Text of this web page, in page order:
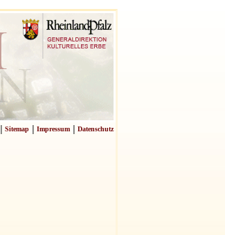
Sitemap| Impressum| Datenschutz